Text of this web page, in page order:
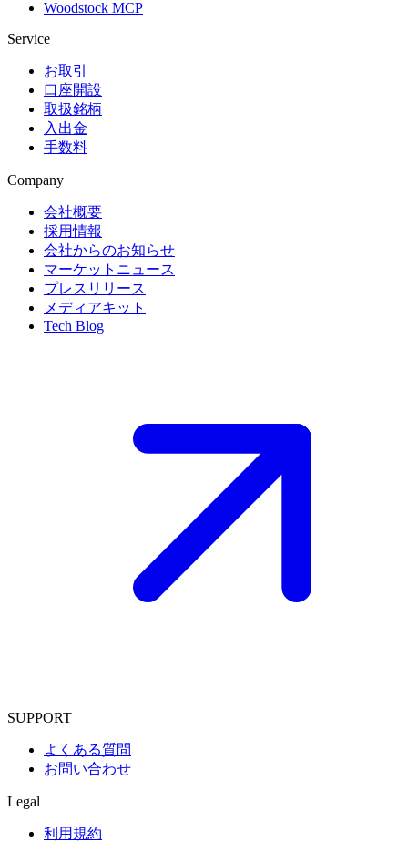
Woodstock MCP
Service
お取引
口座開設
取扱銘柄
入出金
手数料
Company
会社概要
採用情報
会社からのお知らせ
マーケットニュース
プレスリリース
メディアキット
Tech Blog
SUPPORT
よくある質問
お問い合わせ
Legal
利用規約